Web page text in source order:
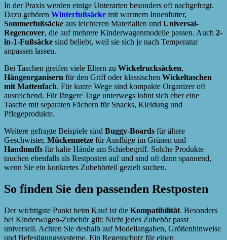
In der Praxis werden einige Unterarten besonders oft nachgefragt.
Dazu gehören Winterfußsäcke mit warmem Innenfutter,
Sommerfußsäcke aus leichteren Materialien und Universal-
Regencover, die auf mehrere Kinderwagenmodelle passen. Auch 2-
in-1-Fußsäcke sind beliebt, weil sie sich je nach Temperatur
anpassen lassen.
Bei Taschen greifen viele Eltern zu Wickelrucksäcken,
Hängeorganisern für den Griff oder klassischen Wickeltaschen
mit Mattenfach. Für kurze Wege sind kompakte Organizer oft
ausreichend. Für längere Tage unterwegs lohnt sich eher eine
Tasche mit separaten Fächern für Snacks, Kleidung und
Pflegeprodukte.
Weitere gefragte Beispiele sind Buggy-Boards für ältere
Geschwister, Mückennetze für Ausflüge im Grünen und
Handmuffs für kalte Hände am Schiebegriff. Solche Produkte
tauchen ebenfalls als Restposten auf und sind oft dann spannend,
wenn Sie ein konkretes Zubehörteil gezielt suchen.
So finden Sie den passenden Restposten
Der wichtigste Punkt beim Kauf ist die Kompatibilität. Besonders
bei Kinderwagen-Zubehör gilt: Nicht jedes Zubehör passt
universell. Achten Sie deshalb auf Modellangaben, Größenhinweise
und Befestigungssysteme. Ein Regenschutz für einen